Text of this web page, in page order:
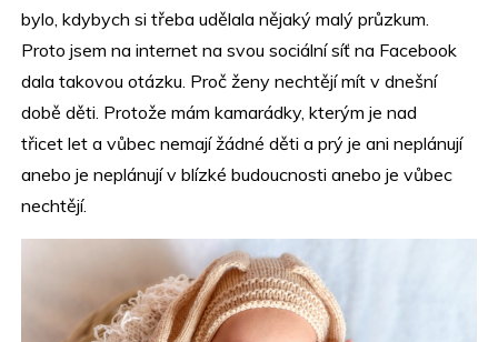
bylo, kdybych si třeba udělala nějaký malý průzkum.
Proto jsem na internet na svou sociální síť na Facebook
dala takovou otázku. Proč ženy nechtějí mít v dnešní
době děti. Protože mám kamarádky, kterým je nad
třicet let a vůbec nemají žádné děti a prý je ani neplánují
anebo je neplánují v blízké budoucnosti anebo je vůbec
nechtějí.